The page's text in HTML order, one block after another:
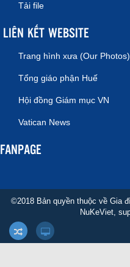
Tải file
LIÊN KẾT WEBSITE
Trang hình xưa (Our Photos)
Tổng giáo phận Huế
Hội đồng Giám mục VN
Vatican News
FANPAGE
©2018 Bản quyền thuộc về Gia
NuKeViet,